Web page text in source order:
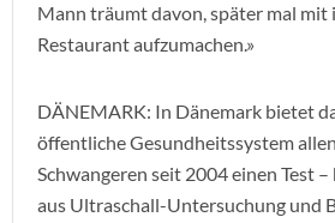
Mann träumt davon, später mal mit
Restaurant aufzumachen.»
DÄNEMARK: In Dänemark bietet
öffentliche Gesundheitssystem allen
Schwangeren seit 2004 einen Test
aus Ultraschall-Untersuchung und